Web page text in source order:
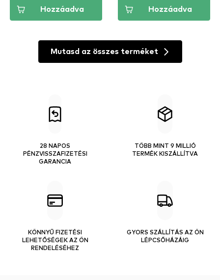
Hozzáadva Hozzáadva
Mutasd az összes terméket
28 NAPOS
PÉNZVISSZAFIZETÉSI
GARANCIA
TÖBB MINT 9 MILLIÓ
TERMÉK KISZÁLLÍTVA
KÖNNYŰ FIZETÉSI
LEHETŐSÉGEK AZ ÖN
RENDELÉSÉHEZ
GYORS SZÁLLÍTÁS AZ ÖN
LÉPCSŐHÁZÁIG